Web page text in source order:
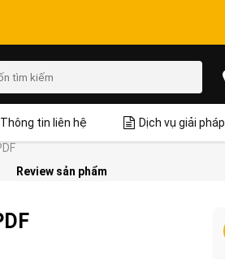
Thông tin liên hệ Dịch vụ giải pháp
Review sản phẩm